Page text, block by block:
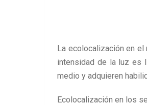
La ecolocalización en
intensidad de la luz es
medio y adquieren
Ecolocalización en los